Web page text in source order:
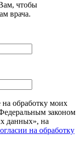
чтобы
врача.
на обработку моих
законом
данных», на
на обработку